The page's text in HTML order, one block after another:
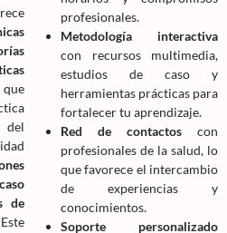
de
profesionales.
Metodología interactiva
con recursos multimedia,
estudios de caso y
herramientas prácticas para
fortalecer tu aprendizaje.
Red de contactos con
profesionales de la salud, lo
que favorece el intercambio
de experiencias y
conocimientos.
Soporte personalizado